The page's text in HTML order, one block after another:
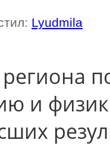
Lyudmila
и